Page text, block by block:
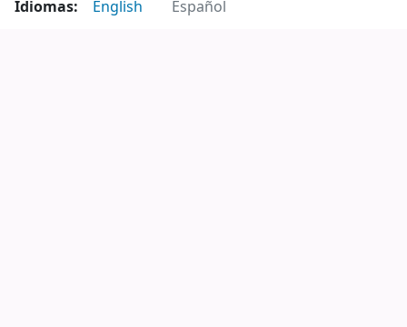
Idiomas: English Español